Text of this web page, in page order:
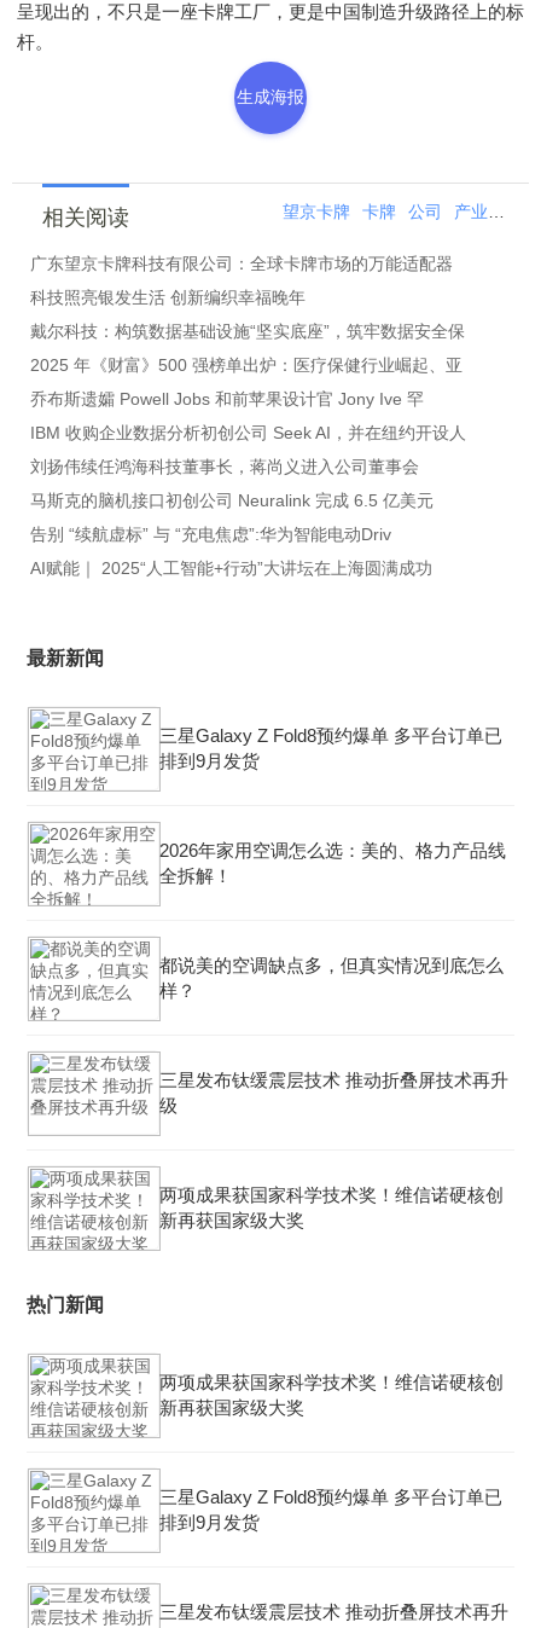
呈现出的，不只是一座卡牌工厂，更是中国制造升级路径上的标
杆。
生成海报
相关阅读 望京卡牌 卡牌 公司 产业
广东望京卡牌科技有限公司：全球卡牌市场的万能适配器
科技照亮银发生活 创新编织幸福晚年
戴尔科技：构筑数据基础设施“坚实底座”，筑牢数据安全保
2025 年《财富》500 强榜单出炉：医疗保健行业崛起、亚
乔布斯遗孀 Powell Jobs 和前苹果设计官 Jony Ive 罕
IBM 收购企业数据分析初创公司 Seek AI，并在纽约开设人
刘扬伟续任鸿海科技董事长，蒋尚义进入公司董事会
马斯克的脑机接口初创公司 Neuralink 完成 6.5 亿美元
告别 “续航虚标” 与 “充电焦虑”:华为智能电动Driv
AI赋能｜ 2025“人工智能+行动”大讲坛在上海圆满成功
最新新闻
三星Galaxy Z Fold8预约爆单 多平台订单已
排到9月发货
2026年家用空调怎么选：美的、格力产品线
全拆解！
都说美的空调缺点多，但真实情况到底怎么
样？
三星发布钛缓震层技术 推动折叠屏技术再升
级
两项成果获国家科学技术奖！维信诺硬核创
新再获国家级大奖
热门新闻
两项成果获国家科学技术奖！维信诺硬核创
新再获国家级大奖
三星Galaxy Z Fold8预约爆单 多平台订单已
排到9月发货
三星发布钛缓震层技术 推动折叠屏技术再升